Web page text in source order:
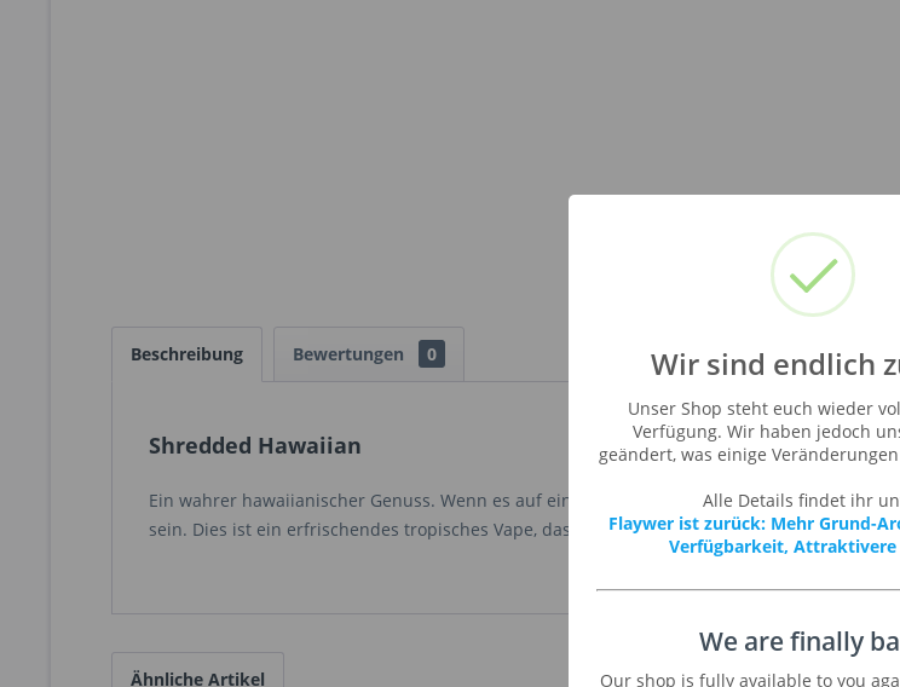
Beschreibung Bewertungen 0
Shredded Hawaiian
Ein wahrer hawaiianischer Genuss. Wenn es auf einem Baum in Hawaii wächst, könnte es
sein. Dies ist ein erfrischendes tropisches Vape, das Sie genießen können!
Ähnliche Artikel
Wir sind endlich
Unser Shop steht euch wieder
Verfügung. Wir haben jedoch
geändert, was einige
Alle Details findet ihr
Flaywer ist zurück: Mehr Grund-
Verfügbarkeit, Attraktivere
We are finally
Our shop is fully available to you